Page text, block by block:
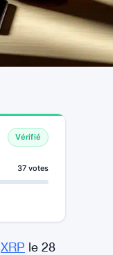
Vérifié
37 votes
XRP le 28